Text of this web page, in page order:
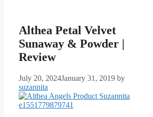
Althea Petal Velvet
Sunaway & Powder |
Review
July 20, 2024January 31, 2019 by
suzannita